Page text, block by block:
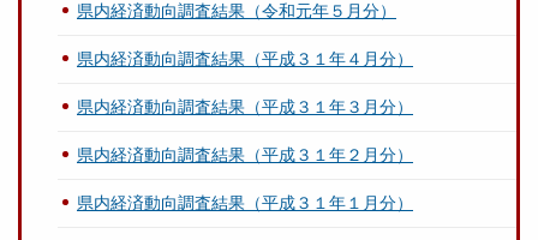
県内経済動向調査結果（令和元年５月分）
県内経済動向調査結果（平成３１年４月分）
県内経済動向調査結果（平成３１年３月分）
県内経済動向調査結果（平成３１年２月分）
県内経済動向調査結果（平成３１年１月分）